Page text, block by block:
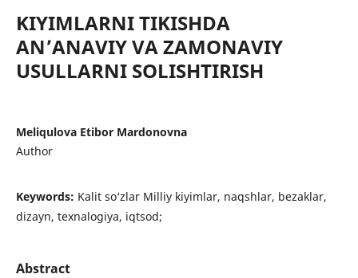
KIYIMLARNI TIKISHDA
AN’ANAVIY VA ZAMONAVIY
USULLARNI SOLISHTIRISH
Meliqulova Etibor Mardonovna
Author
Keywords: Kalit so‘zlar Milliy kiyimlar, naqshlar, bezaklar,
dizayn, texnalogiya, iqtsod;
Abstract